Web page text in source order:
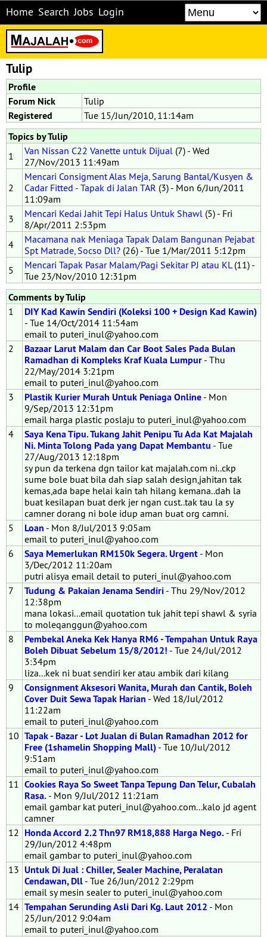
Home Search Jobs Login
Tulip
Profile
Forum Nick
Tulip
Registered Tue 15/Jun/2010, 11:14am
Topics by Tulip
1 Van Nissan C22 Vanette untuk Dijual (7) - Wed
27/Nov/2013 11:49am
2
Mencari Consigment Alas Meja, Sarung Bantal/Kusyen &
Cadar Fitted - Tapak di Jalan TAR (3) - Mon 6/Jun/2011
11:09am
3
Mencari Kedai Jahit Tepi Halus Untuk Shawl (5) - Fri
8/Apr/2011 2:53pm
4
Macamana nak Meniaga Tapak Dalam Bangunan Pejabat
Spt Matrade, Socso Dll? (26) - Tue 1/Mar/2011 5:12pm
5
Mencari Tapak Pasar Malam/Pagi Sekitar PJ atau KL(11) -
Tue 23/Nov/2010 12:31pm
Comments by Tulip
1 DIY Kad Kawin Sendiri (Koleksi 100 + Design Kad Kawin)
- Tue 14/Oct/2014 11:54am
email to puteri_inul@yahoo.com
2
Bazaar Larut Malam dan Car Boot Sales Pada Bulan
Ramadhan di Kompleks Kraf Kuala Lumpur - Thu
22/May/2014 3:21pm
email to puteri_inul@yahoo.com
3
Plastik Kurier Murah Untuk Peniaga Online - Mon
9/Sep/2013 12:31pm
email harga plastic poslaju to puteri_inul@yahoo.com
4
Saya Kena Tipu. Tukang Jahit Penipu Tu Ada Kat Majalah
Ni. Minta Tolong Pada yang Dapat Membantu - Tue
27/Aug/2013 12:18pm
sy pun da terkena dgn tailor kat majalah.com ni..ckp
sume bole buat bila dah siap salah design,jahitan tak
kemas,ada bape helai kain tah hilang kemana..dah la
buat kesilapan buat derk jer ngan cust..tak tau la sy
camner dorang ni bole idup aman buat org camni.
5
Loan - Mon 8/Jul/2013 9:05am
email to puteri_inul@yahoo.com
6
Saya Memerlukan RM150k Segera. Urgent - Mon
3/Dec/2012 11:20am
putri alisya email detail to puteri_inul@yahoo.com
7
Tudung & Pakaian Jenama Sendiri - Thu 29/Nov/2012
12:38pm
mana lokasi...email quotation tuk jahit tepi shawl & syria
to moleqanggun@yahoo.com
8
Pembekal Aneka Kek Hanya RM6 - Tempahan Untuk Raya
Boleh Dibuat Sebelum 15/8/2012! - Tue 24/Jul/2012
3:34pm
liza...kek ni buat sendiri ker atau ambik dari kilang
9
Consignment Aksesori Wanita, Murah dan Cantik, Boleh
Cover Duit Sewa Tapak Harian - Wed 18/Jul/2012
11:22am
email to puteri_inul@yahoo.com
10 Tapak - Bazar - Lot Jualan di Bulan Ramadhan 2012 for
Free (1shamelin Shopping Mall) - Tue 10/Jul/2012
9:51am
email to puteri_inul@yahoo.com
11 Cookies Raya So Sweet Tanpa Tepung Dan Telur, Cubalah
Rasa. - Mon 9/Jul/2012 11:21am
email gambar kat puteri_inul@yahoo.com...kalo jd agent
camner
12 Honda Accord 2.2 Thn97 RM18,888 Harga Nego. - Fri
29/Jun/2012 4:48pm
email gambar to puteri_inul@yahoo.com
13 Untuk Di Jual : Chiller, Sealer Machine, Peralatan
Cendawan, Dll - Tue 26/Jun/2012 2:29pm
email sy mesin sealer to puteri_inul@yahoo.com
14 Tempahan Serunding Asli Dari Kg. Laut 2012 - Mon
25/Jun/2012 9:04am
email to puteri_inul@yahoo.com